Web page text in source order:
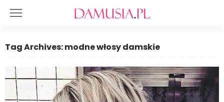
Tag Archives: modne włosy damskie